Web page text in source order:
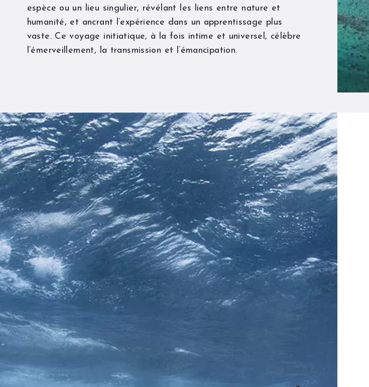
espèce ou un lieu singulier, révélant les liens entre nature et
humanité, et ancrant l’expérience dans un apprentissage plus
vaste. Ce voyage initiatique, à la fois intime et universel, célèbre
l’émerveillement, la transmission et l’émancipation.